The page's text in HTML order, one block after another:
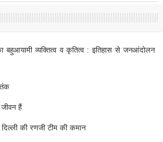
बहुआयामी व्यक्तित्व व कृतित्व : इतिहास से जनआंदोलन
हैं
की रणजी टीम की कमान